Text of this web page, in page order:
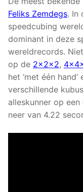
Feliks Zemdegs. In
speedcubing
dominant in deze
wereldrecords.
op de 2x2x2,
het ‘met één
verschillende
alleskunner op
neer van 4.22